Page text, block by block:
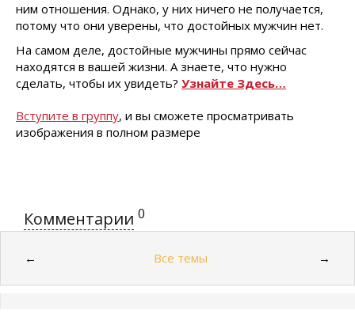
ним отношения. Однако, у них ничего не получается,
потому что они уверены, что достойных мужчин нет.
На самом деле, достойные мужчины прямо сейчас
находятся в вашей жизни. А знаете, что нужно
сделать, чтобы их увидеть? Узнайте Здесь…
Вступите в группу, и вы сможете просматривать
изображения в полном размере
Комментарии 0
← Все темы →